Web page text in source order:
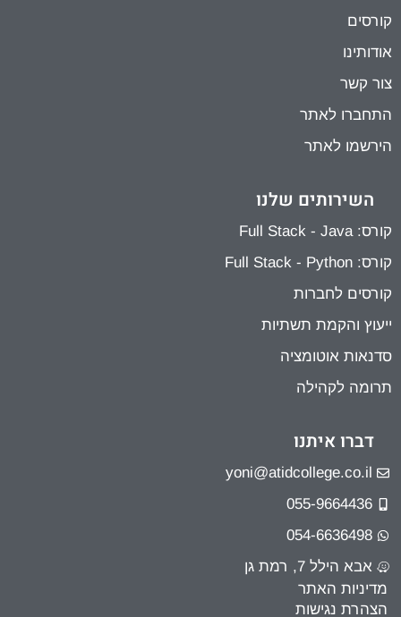
קורסים
אודותינו
צור קשר
התחברו לאתר
הירשמו לאתר
השירותים שלנו
קורס: Full Stack - Java
קורס: Full Stack - Python
קורסים לחברות
ייעוץ והקמת תשתיות
סדנאות אוטומציה
תרומה לקהילה
דברו איתנו
yoni@atidcollege.co.il
055-9664436
054-6636498
אבא הילל 7, רמת גן
מדיניות האתר
הצהרת נגישות